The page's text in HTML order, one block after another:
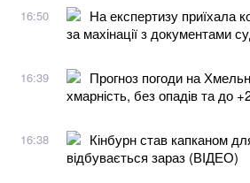
16:50
На експертизу приїхала
за махінації з документами
16:39
Прогноз погоди на
хмарність, без опадів та до
16:38
Кінбурн став капканом
відбувається зараз (ВІДЕО)